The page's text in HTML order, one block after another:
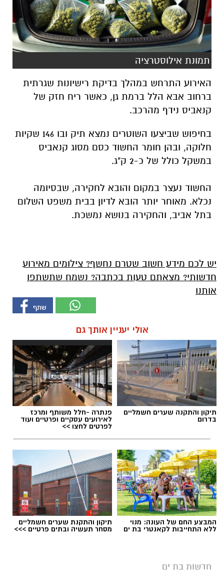
תמונת אילוסטרציה
האירוע התרחש במהלך בדיקת רישיונות שגרתית
ברחוב אבא הלל ברמת גן, כאשר ריח חזק של
קנאביס נידף מהרכב.
בחיפוש שביצעו השוטרים נמצא תיק ובו 146 שקיות
חלוקה, ובהן חומר החשוד כסם מסוג קנאביס
במשקל כולל של כ-2 ק"ג.
החשוד נעצר במקום והובא לחקירה, שבסיומה
נכלא. מאוחר יותר הובא לדיון בבית משפט השלום
בתל אביב, והחקירה בנושא נמשכת.
יש לכם מידע חשוב שטרם נחשף? צילומים מאירוע
חדשותי? מצאתם טעות בכתבה? נשמח שתשתפו
אותנו
אולי יעניין אותך גם
תיקון והתקנה שערים חשמליים
בדרום
פנתרה -חלל משותף ומרכז
לאירועים עסקיים ופרטיים ועוד
לפרטים לחצו >>
המבצע החם של העונה: מנוי
ללא התחייבות לקאנטרי בת ים
תיקון והתקנת שערים חשמליים
מסחר תעשיה ובתים פרטיים >>>
חדשות בת ים